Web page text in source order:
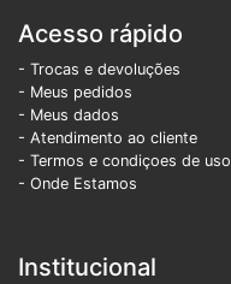
Acesso rápido
- Trocas e devoluções
- Meus pedidos
- Meus dados
- Atendimento ao cliente
- Termos e condiçoes de uso
- Onde Estamos
Institucional